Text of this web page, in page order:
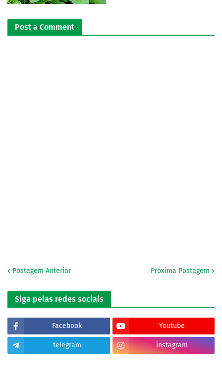
Post a Comment
Postagem Anterior Próxima Postagem
Siga pelas redes sociais
Facebook Youtube
telegram instagram